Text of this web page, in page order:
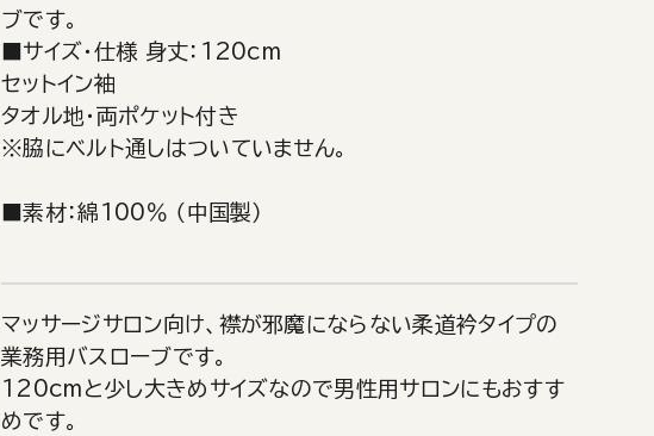
ブです。
■サイズ・仕様 身丈：120cm
セットイン袖
タオル地・両ポケット付き
※脇にベルト通しはついていません。
■素材：綿100％ （中国製）
マッサージサロン向け、襟が邪魔にならない柔道衿タイプの
業務用バスローブです。
120cmと少し大きめサイズなので男性用サロンにもおすす
めです。